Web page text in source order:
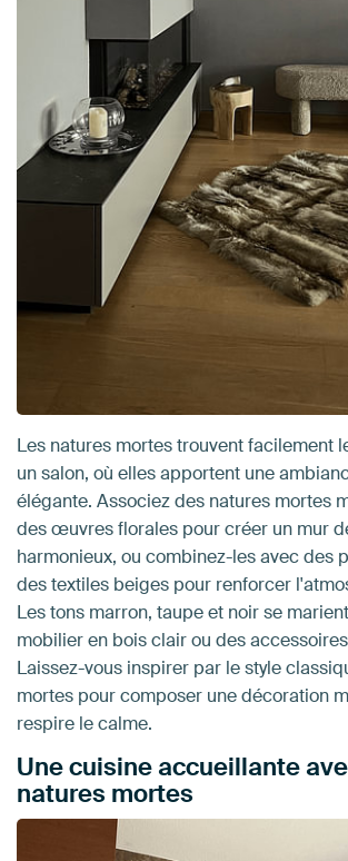
Les natures mortes trouvent facilement
un salon, où elles apportent une
élégante. Associez des natures mortes
des œuvres florales pour créer un mur
harmonieux, ou combinez-les avec des
des textiles beiges pour renforcer
Les tons marron, taupe et noir se
mobilier en bois clair ou des
Laissez-vous inspirer par le style
mortes pour composer une décoration
respire le calme.
Une cuisine accueillante
natures mortes